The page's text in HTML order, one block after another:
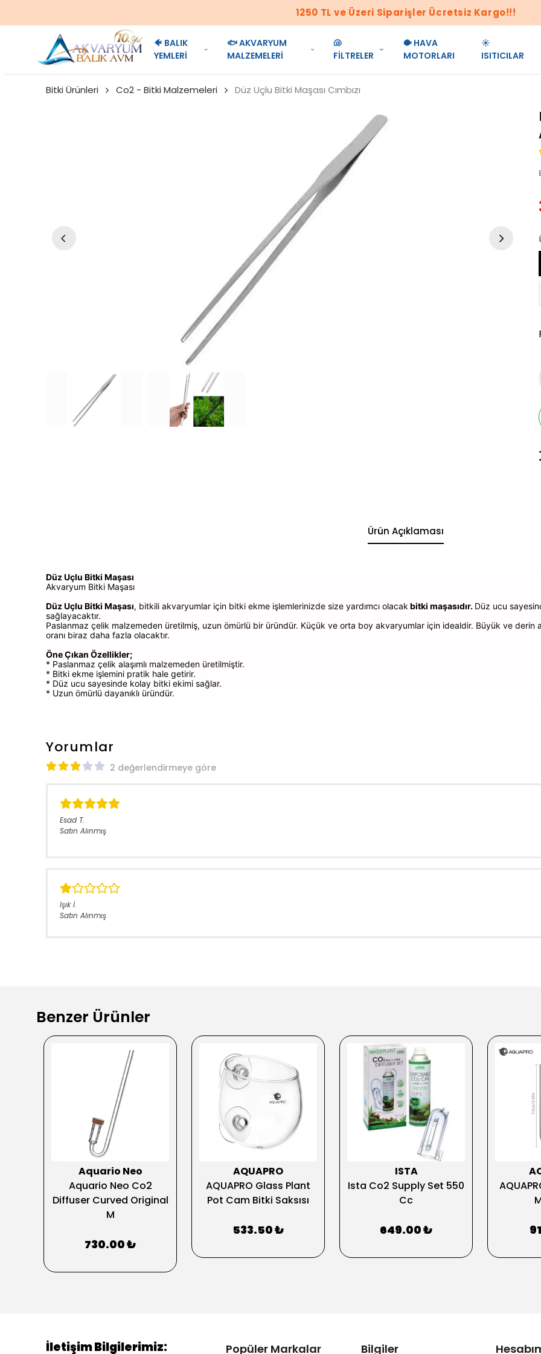
1250 TL ve Üzeri Siparişler Ücretsiz Kargo!!!
🐠 BALIK
YEMLERİ
🐟 AKVARYUM
MALZEMELERİ
🐚
FİLTRELER
🐡 HAVA
MOTORLARI
☀️
ISITICILAR
Bitki Ürünleri Co2 - Bitki Malzemeleri Düz Uçlu Bitki Maşası Cımbızı
Ürün Açıklaması
Düz Uçlu Bitki Maşası
Akvaryum Bitki Maşası
Düz Uçlu Bitki Maşası, bitkili akvaryumlar için bitki ekme işlemlerinizde size yardımcı olacak bitki maşasıdır. Düz ucu
sağlayacaktır.
Paslanmaz çelik malzemeden üretilmiş, uzun ömürlü bir üründür. Küçük ve orta boy akvaryumlar için idealdir. Büyük ve derin
oranı biraz daha fazla olacaktır.
Öne Çıkan Özellikler;
* Paslanmaz çelik alaşımlı malzemeden üretilmiştir.
* Bitki ekme işlemini pratik hale getirir.
* Düz ucu sayesinde kolay bitki ekimi sağlar.
* Uzun ömürlü dayanıklı üründür.
Yorumlar
2 değerlendirmeye göre
Esad T.
Satın Alınmış
Işık İ.
Satın Alınmış
Benzer Ürünler
Aquario Neo
Aquario Neo Co2
Diffuser Curved Original
M
730.00 ₺
AQUAPRO
AQUAPRO Glass Plant
Pot Cam Bitki Saksısı
533.50 ₺
ISTA
Ista Co2 Supply Set 550
Cc
649.00 ₺
Popüler Markalar Bilgiler
İletişim Bilgilerimiz: